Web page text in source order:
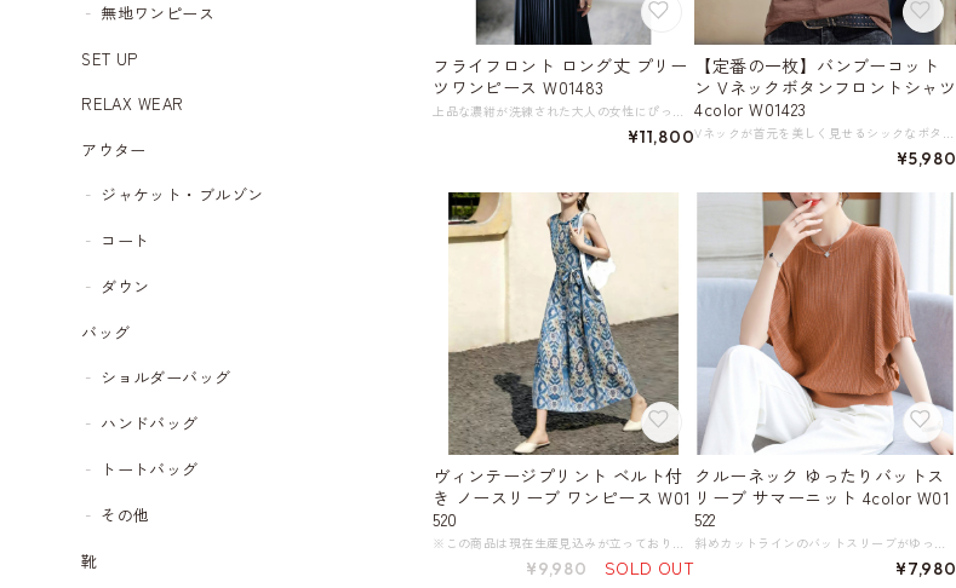
無地ワンピース
SET UP
RELAX WEAR
アウター
ジャケット・ブルゾン
コート
ダウン
バッグ
ショルダーバッグ
ハンドバッグ
トートバッグ
その他
靴
フライフロント ロング丈 プリー
ツワンピース W01483
上品な濃紺が洗練された大人の女性にぴったりのワンピース。 プリーツ加工が施されたスカート部分が、動きのあるエレガントなシルエットを演出します。 比翼仕立てのシャツカラーは、装いをすっきりとクリーンな印象に。 普段使いはもちろん、ちょっとしたお呼ばれにもおすすめです。 《カラー》 ネイビー 《サイズ》 S : 肩幅37.5cm 胸囲95cm 袖丈57cm 総丈115cm M : 肩幅38.5cm 胸囲99cm 袖丈57.5cm 総丈116cm L : 肩幅39.5cm 胸囲103cm 袖丈58cm 総丈117cm XL : 肩幅40.5cm 胸囲107cm 袖丈58.5cm 総丈118cm ※採寸方法により1～3cm程度の誤差がある場合がございます。 《素材》 ポリエステル繊維95%、ポリウレタン弾性繊維（スパンデックス）5% ◇サイズで迷ったらこちらをチェック https://harmonique.my.canva.site/dagieuhhs-e ◇商品を購入する前にこちらの【ご購入前に必ずお読みください】をご確認の上お買い求めください。 https://shop.harmonique.net/blog/2024/06/25/010751 《注意事項》 *harmoniqueではお客様からのご注文を受け、お客様の商品を製作・取り寄せしております。 *基本的にお取り寄せ商品となるため、発送までに《1～3週間前後》お時間をいただいております。 *ご覧いただいているPCやスマートフォンの画面により実物と多少色合いが異なる場合がございます。 *イメージ違いやサイズ違い等、その他お客様都合によりますキャンセル・返品交換はご遠慮ください。 トップページはこちら https://shop.harmonique.net/
¥11,800
【定番の一枚】バンブーコット
ン Vネックボタンフロントシャツ
4color W01423
Vネックが首元を美しく見せるシックなボタンフロントシャツ。 カジュアルながらも上品な印象を与え、一枚で着るのはもちろん、ジャケットやカーディガンのインナーとしてもおすすめです。 シンプルなデザインなので、どんなボトムスにも合わせやすい一枚です。 素材は肌にも環境にも優しいバンブーコットン（竹綿）100％で作られ、吸湿性と抗菌性にも優れています。 《カラー》 ホワイト ネイビー グリーン ブラウン 《サイズ》 S : 肩幅37cm 胸囲90cm 着丈61cm 袖丈55cm 袖口幅10cm 参考体重40～50kg M : 肩幅38cm 胸囲94cm 着丈62cm 袖丈56cm 袖口幅10.5cm 参考体重50～55kg L : 肩幅39cm 胸囲98cm 着丈63cm 袖丈57cm 袖口幅11cm 参考体重55～60kg XL : 肩幅40cm 胸囲102cm 着丈64cm 袖丈58cm 袖口幅11.5cm 参考体重60～65kg 2XL : 肩幅41cm 胸囲106cm 着丈65cm 袖丈59cm 袖口幅12cm 参考体重65～73kg 3XL : 肩幅42cm 胸囲110cm 着丈65cm 袖丈59cm 袖口幅12.5cm 参考体重73～80kg ※採寸方法により1～3cmの誤差がある場合がございます。 《素材》 竹綿100％ ◇人気のおすすめアイテムをもっと見る https://shop.harmonique.net/categories/5911182 ◇商品を購入する前にこちらの【ご購入前に必ずお読みください】をご確認の上お買い求めください。 https://shop.harmonique.net/blog/2024/06/25/010751 《注意事項》 *harmoniqueではお客様からのご注文を受け、お客様の商品を製作・取り寄せしております。 *基本的にお取り寄せ商品となるため、発送までに《1～3週間前後》お時間をいただいております。 *ご覧いただいているPCやスマートフォンの画面により実物と多少色合いが異なる場合がございます。 *イメージ違いやサイズ違い等、その他お客様都合によりますキャンセル・返品交換はご遠慮ください。 トップページはこちら https://shop.harmonique.net/
¥5,980
ヴィンテージプリント ベルト付
き ノースリーブ ワンピース W01
520
¥9,980 SOLD OUT
クルーネック ゆったりバットス
リーブ サマーニット 4color W01
522
¥7,980